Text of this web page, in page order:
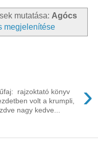
mutatása: Agócs
megjelenítése
›
rajzoktató könyv
volt a krumpli,
nagy kedve...